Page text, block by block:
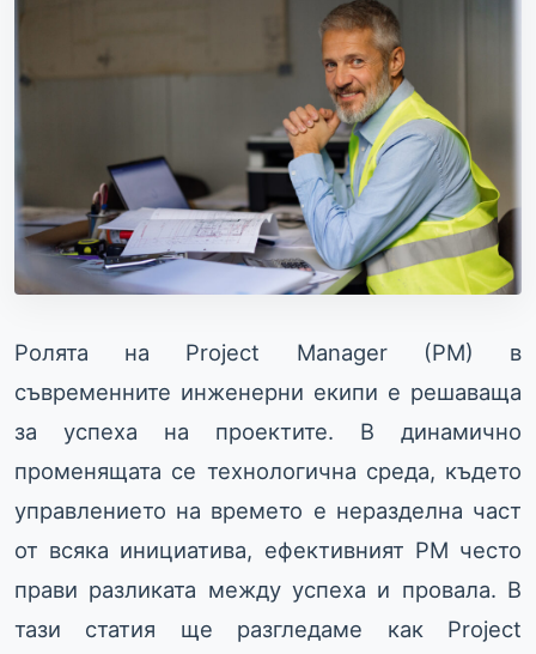
Ролята на Project Manager (PM) в
съвременните инженерни екипи е решаваща
за успеха на проектите. В динамично
променящата се технологична среда, където
управлението на времето е неразделна част
от всяка инициатива, ефективният PM често
прави разликата между успеха и провала. В
тази статия ще разгледаме как Project